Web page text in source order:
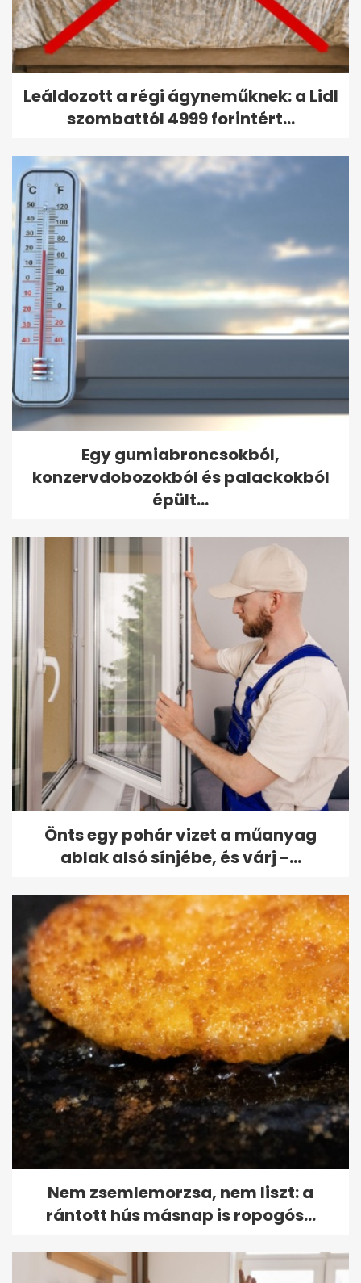
Leáldozott a régi ágyneműknek: a Lidl
szombattól 4999 forintért...
Egy gumiabroncsokból,
konzervdobozokból és palackokból
épült...
Önts egy pohár vizet a műanyag
ablak alsó sínjébe, és várj -...
Nem zsemlemorzsa, nem liszt: a
rántott hús másnap is ropogós...